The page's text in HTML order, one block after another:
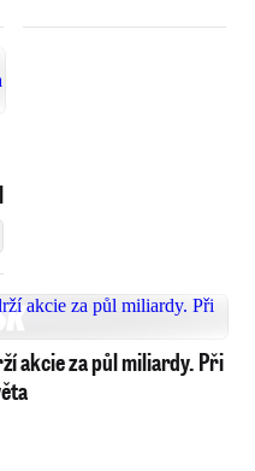
akcie za půl miliardy. Při